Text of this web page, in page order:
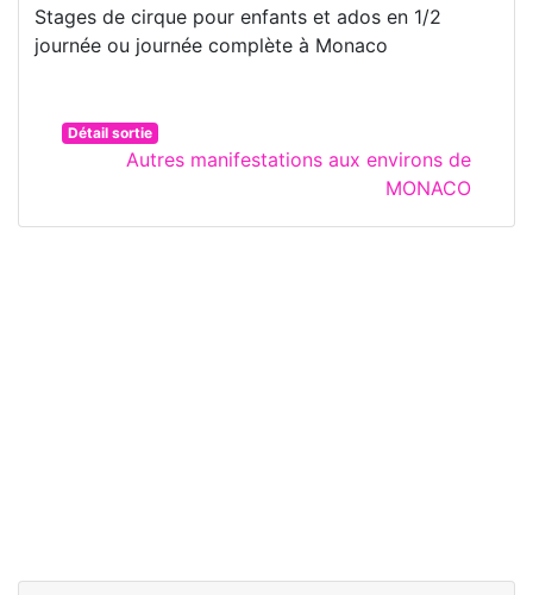
Stages de cirque pour enfants et ados en 1/2
journée ou journée complète à Monaco
Détail sortie
Autres manifestations aux environs de
MONACO